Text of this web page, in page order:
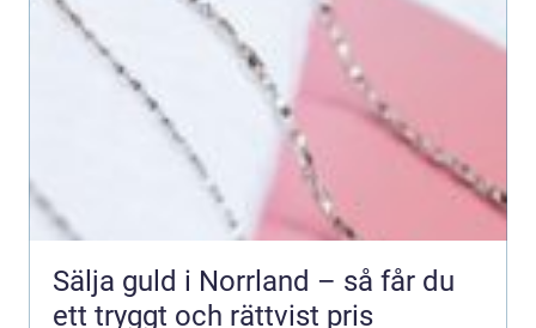
Sälja guld i Norrland – så får du
ett tryggt och rättvist pris